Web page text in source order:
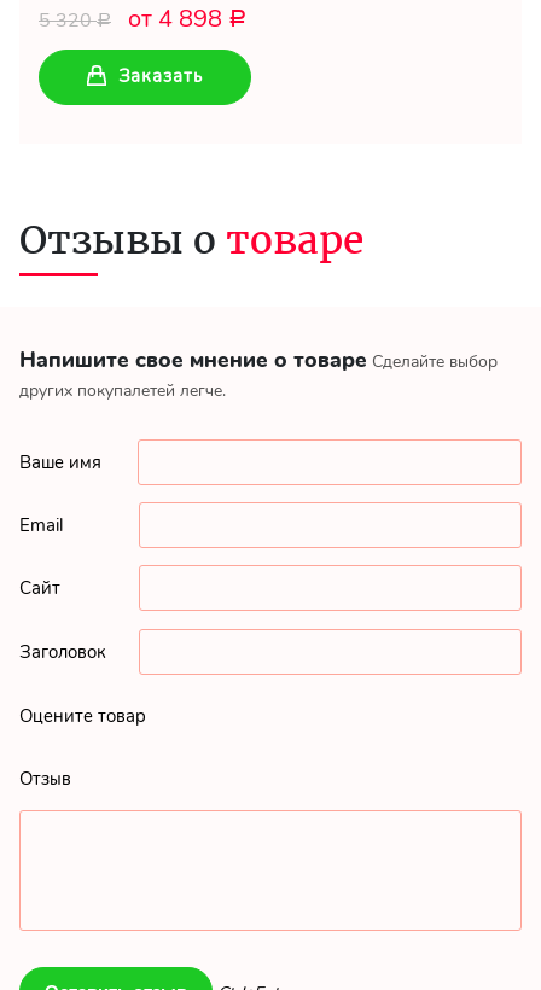
5 320Р от 4 898 Р
Заказать
Напишите свое мнение о товаре Сделайте выбор
других покупалетей легче.
Ваше имя
Email
Сайт
Заголовок
Оцените товар
Отзыв
Отзывы о товаре